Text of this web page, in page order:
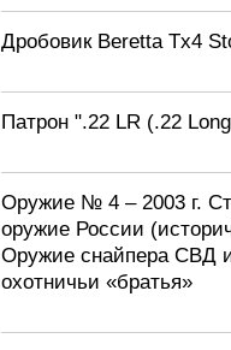
Дробовик Beretta Tx4
Патрон ".22 LR (.22
Оружие № 4 – 2003 г.
оружие России
Оружие снайпера СВД
охотничьи «братья»